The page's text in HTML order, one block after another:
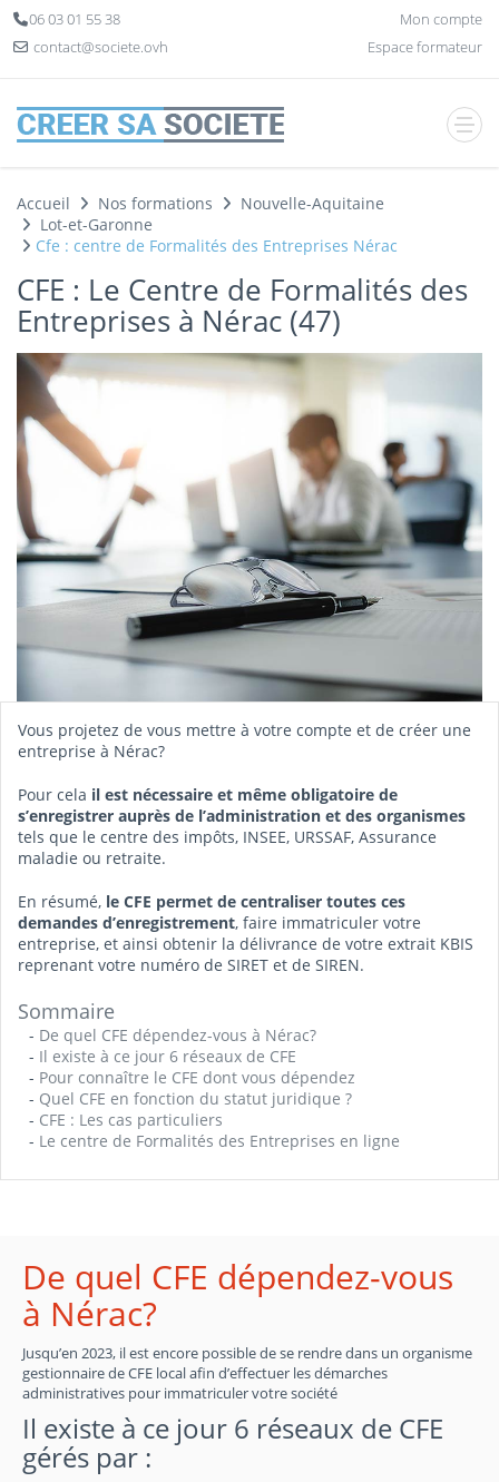
06 03 01 55 38
contact@societe.ovh
Mon compte
Espace formateur
Accueil Nos formations
Nouvelle-Aquitaine
Lot-et-Garonne
Cfe : centre de Formalités des Entreprises Nérac
CFE : Le Centre de Formalités des
Entreprises à Nérac (47)
Vous projetez de vous mettre à votre compte et de créer une
entreprise à Nérac?
Pour cela il est nécessaire et même obligatoire de
s’enregistrer auprès de l’administration et des organismes
tels que le centre des impôts, INSEE, URSSAF, Assurance
maladie ou retraite.
En résumé, le CFE permet de centraliser toutes ces
demandes d’enregistrement, faire immatriculer votre
entreprise, et ainsi obtenir la délivrance de votre extrait KBIS
reprenant votre numéro de SIRET et de SIREN.
Sommaire
- De quel CFE dépendez-vous à Nérac?
- Il existe à ce jour 6 réseaux de CFE
- Pour connaître le CFE dont vous dépendez
- Quel CFE en fonction du statut juridique ?
- CFE : Les cas particuliers
- Le centre de Formalités des Entreprises en ligne
De quel CFE dépendez-vous
à Nérac?
Jusqu’en 2023, il est encore possible de se rendre dans un organisme
gestionnaire de CFE local afin d’effectuer les démarches
administratives pour immatriculer votre société
Il existe à ce jour 6 réseaux de CFE
gérés par :
Panneau de gestion des cookies